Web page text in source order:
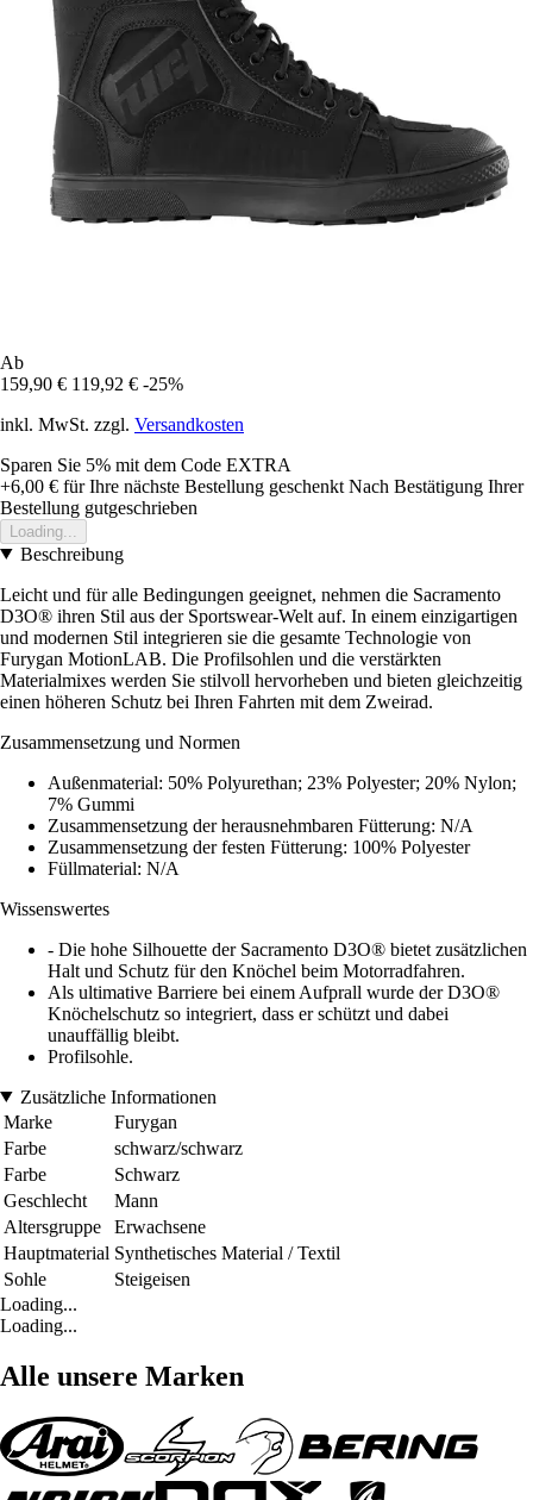
Ab
159,90 € 119,92 € -25%
inkl. MwSt. zzgl. Versandkosten
Sparen Sie 5% mit dem Code EXTRA
+6,00 € für Ihre nächste Bestellung geschenkt Nach Bestätigung Ihrer
Bestellung gutgeschrieben
Loading...
Beschreibung
Leicht und für alle Bedingungen geeignet, nehmen die Sacramento
D3O® ihren Stil aus der Sportswear-Welt auf. In einem einzigartigen
und modernen Stil integrieren sie die gesamte Technologie von
Furygan MotionLAB. Die Profilsohlen und die verstärkten
Materialmixes werden Sie stilvoll hervorheben und bieten gleichzeitig
einen höheren Schutz bei Ihren Fahrten mit dem Zweirad.
Zusammensetzung und Normen
Außenmaterial: 50% Polyurethan; 23% Polyester; 20% Nylon;
7% Gummi
Zusammensetzung der herausnehmbaren Fütterung: N/A
Zusammensetzung der festen Fütterung: 100% Polyester
Füllmaterial: N/A
Wissenswertes
- Die hohe Silhouette der Sacramento D3O® bietet zusätzlichen
Halt und Schutz für den Knöchel beim Motorradfahren.
Als ultimative Barriere bei einem Aufprall wurde der D3O®
Knöchelschutz so integriert, dass er schützt und dabei
unauffällig bleibt.
Profilsohle.
Zusätzliche Informationen
Marke
Furygan
Farbe
schwarz/schwarz
Farbe
Schwarz
Geschlecht
Mann
Altersgruppe
Erwachsene
Hauptmaterial Synthetisches Material / Textil
Sohle
Steigeisen
Loading...
Loading...
Alle unsere Marken